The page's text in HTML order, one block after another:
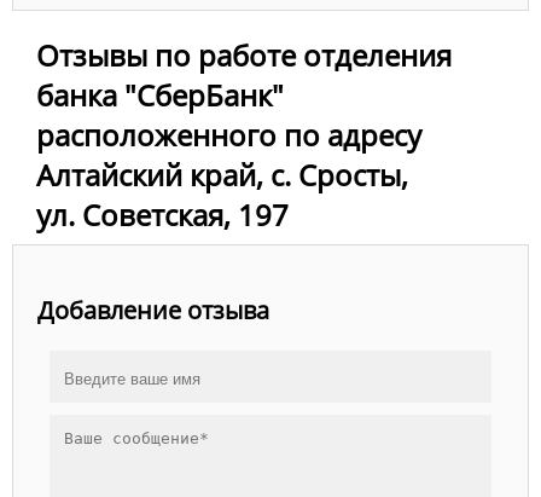
Отзывы по работе отделения
банка "СберБанк"
расположенного по адресу
Алтайский край, с. Сросты,
ул. Советская, 197
Добавление отзыва